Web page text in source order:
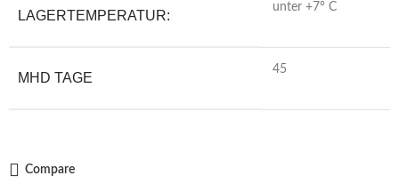
LAGERTEMPERATUR:
unter +7° C
MHD TAGE
45
Compare